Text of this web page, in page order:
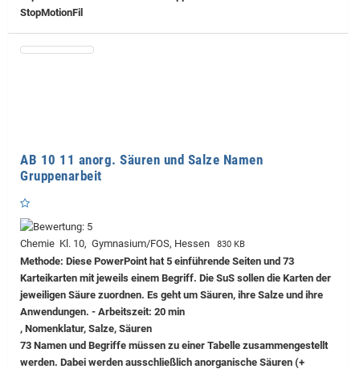
StopMotionFil
AB 10 11 anorg. Säuren und Salze Namen
Gruppenarbeit
Chemie Kl. 10, Gymnasium/FOS, Hessen 830 KB
Methode: Diese PowerPoint hat 5 einführende Seiten und 73
Karteikarten mit jeweils einem Begriff. Die SuS sollen die Karten der
jeweiligen Säure zuordnen. Es geht um Säuren, ihre Salze und ihre
Anwendungen. - Arbeitszeit: 20 min
, Nomenklatur, Salze, Säuren
73 Namen und Begriffe müssen zu einer Tabelle zusammengestellt
werden. Dabei werden ausschließlich anorganische Säuren (+